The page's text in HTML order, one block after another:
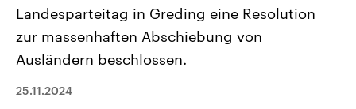
Aktuelle Beiträge, Analysen und
Hintergründe
Wirtschaftlich und militärisch
den mächtigsten Ländern der Erde,
Aktuelle Lage und
Landesparteitag in Greding eine Resolution
zur massenhaften Abschiebung von
Ausländern beschlossen.
25.11.2024